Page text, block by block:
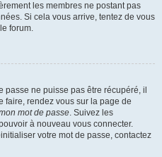
les membres ne postant pas
Si cela vous arrive, tentez de vous
forum.
passe ne puisse pas être récupéré, il
faire, rendez vous sur la page de
mot de passe. Suivez les
à nouveau vous connecter.
votre mot de passe, contactez